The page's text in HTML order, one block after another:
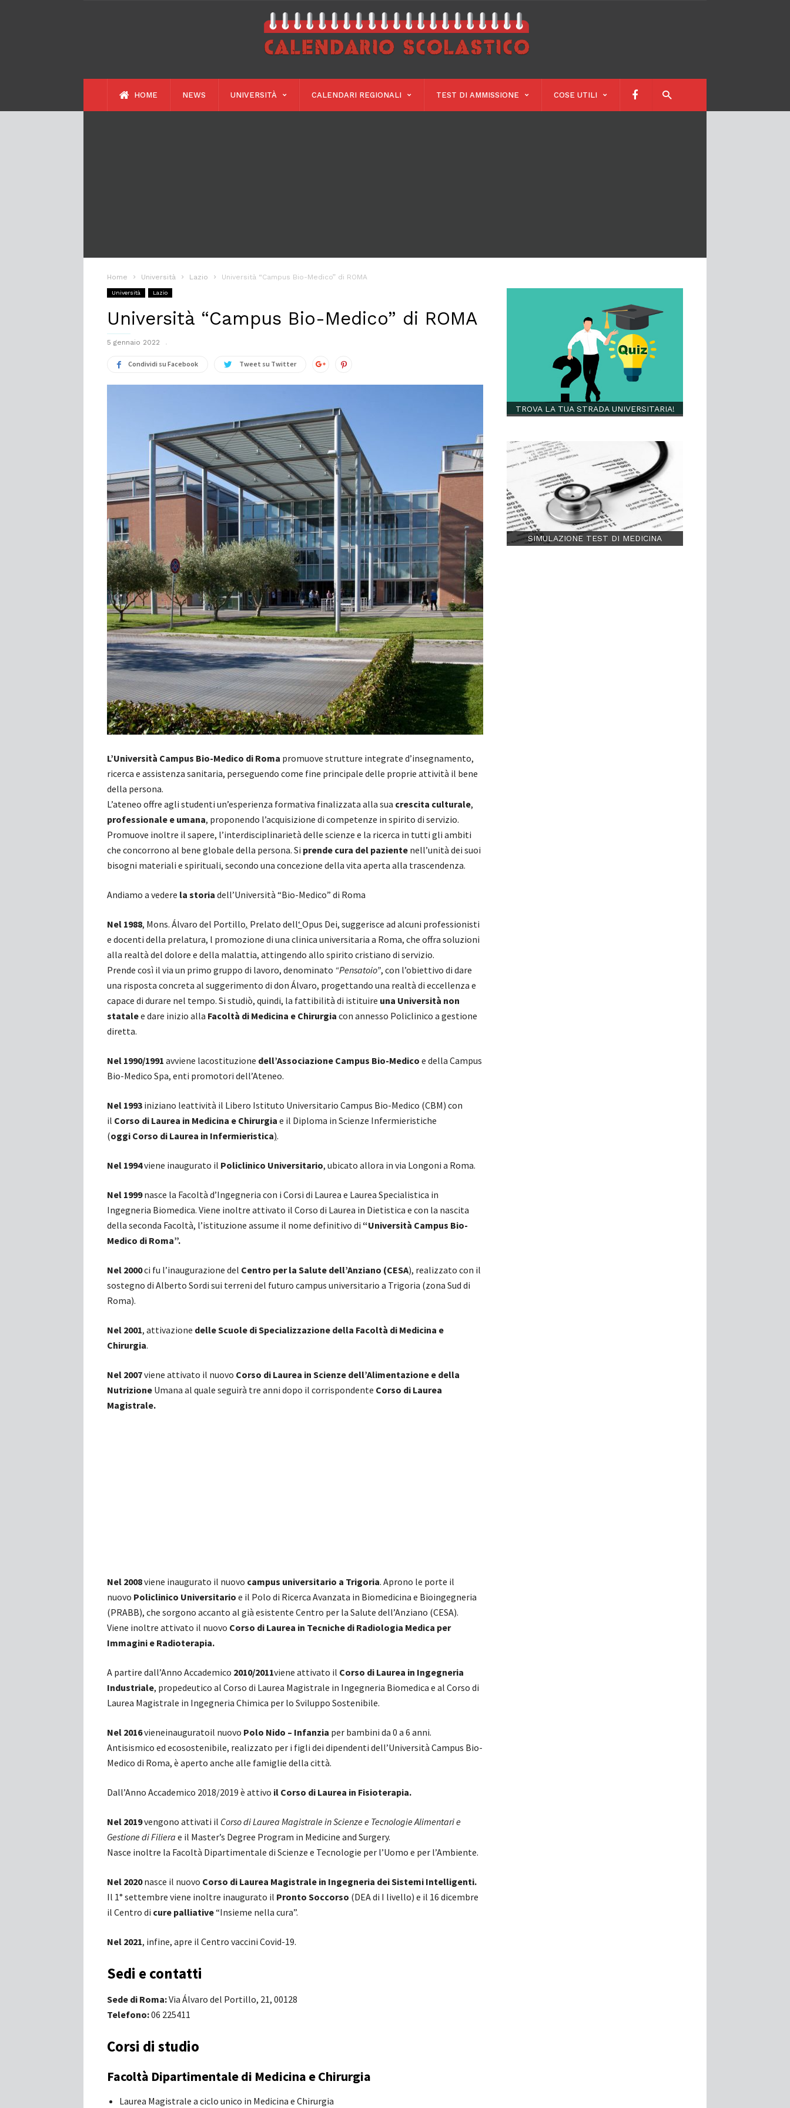
HOME NEWS UNIVERSITÀ CALENDARI REGIONALI TEST DI AMMISSIONE COSE UTILI
Home Università Lazio Università “Campus Bio-Medico” di ROMA
Università Lazio
Università “Campus Bio-Medico” di ROMA
5 gennaio 2022
Condividi su Facebook Tweet su Twitter
L’Università Campus Bio-Medico di Roma promuove strutture integrate d’insegnamento,
ricerca e assistenza sanitaria, perseguendo come fine principale delle proprie attività il bene
della persona.
L’ateneo offre agli studenti un’esperienza formativa finalizzata alla sua crescita culturale,
professionale e umana, proponendo l’acquisizione di competenze in spirito di servizio.
Promuove inoltre il sapere, l’interdisciplinarietà delle scienze e la ricerca in tutti gli ambiti
che concorrono al bene globale della persona. Si prende cura del paziente nell’unità dei suoi
bisogni materiali e spirituali, secondo una concezione della vita aperta alla trascendenza.
Andiamo a vedere la storia dell’Università “Bio-Medico” di Roma
Nel 1988, Mons. Álvaro del Portillo, Prelato dell‘ Opus Dei, suggerisce ad alcuni professionisti
e docenti della prelatura, l promozione di una clinica universitaria a Roma, che offra soluzioni
alla realtà del dolore e della malattia, attingendo allo spirito cristiano di servizio.
Prende così il via un primo gruppo di lavoro, denominato “Pensatoio”, con l’obiettivo di dare
una risposta concreta al suggerimento di don Álvaro, progettando una realtà di eccellenza e
capace di durare nel tempo. Si studiò, quindi, la fattibilità di istituire una Università non
statalee dare inizio alla Facoltà di Medicina e Chirurgia con annesso Policlinico a gestione
diretta.
Nel 1990/1991 avviene lacostituzione dell’Associazione Campus Bio-Medico e della Campus
Bio-Medico Spa, enti promotori dell’Ateneo.
Nel 1993 iniziano leattività il Libero Istituto Universitario Campus Bio-Medico (CBM) con
il Corso di Laurea in Medicina e Chirurgia e il Diploma in Scienze Infermieristiche
(oggi Corso di Laurea in Infermieristica).
Nel 1994viene inaugurato il Policlinico Universitario, ubicato allora in via Longoni a Roma.
Nel 1999nasce la Facoltà d’Ingegneria con i Corsi di Laurea e Laurea Specialistica in
Ingegneria Biomedica. Viene inoltre attivato il Corso di Laurea in Dietistica e con la nascita
della seconda Facoltà, l’istituzione assume il nome definitivo di “Università Campus Bio-
Medico di Roma”.
Nel 2000ci fu l’inaugurazione del Centro per la Salute dell’Anziano (CESA), realizzato con il
sostegno di Alberto Sordi sui terreni del futuro campus universitario a Trigoria (zona Sud di
Roma).
Nel 2001, attivazione delleScuole di Specializzazione della Facoltà di Medicina e
Chirurgia.
Nel 2007viene attivato il nuovo Corso di Laurea in Scienze dell’Alimentazione e della
Nutrizione Umana al quale seguirà tre anni dopo il corrispondente Corso di Laurea
Magistrale.
Nel 2008viene inaugurato il nuovo campus universitario a Trigoria. Aprono le porte il
nuovo Policlinico Universitario e il Polo di Ricerca Avanzata in Biomedicina e Bioingegneria
(PRABB), che sorgono accanto al già esistente Centro per la Salute dell’Anziano (CESA).
Viene inoltre attivato il nuovo Corso di Laurea in Tecniche di Radiologia Medica per
Immagini e Radioterapia.
A partire dall’Anno Accademico 2010/2011viene attivato il Corso di Laurea in Ingegneria
Industriale, propedeutico al Corso di Laurea Magistrale in Ingegneria Biomedica e al Corso di
Laurea Magistrale in Ingegneria Chimica per lo Sviluppo Sostenibile.
Nel 2016vieneinauguratoil nuovo Polo Nido – Infanzia per bambini da 0 a 6 anni.
Antisismico ed ecosostenibile, realizzato per i figli dei dipendenti dell’Università Campus Bio-
Medico di Roma, è aperto anche alle famiglie della città.
Dall’Anno Accademico 2018/2019 è attivo il Corso di Laurea in Fisioterapia.
Nel 2019vengono attivati il Corso di Laurea Magistrale in Scienze e Tecnologie Alimentari e
Gestione di Filiera e il Master’s Degree Program in Medicine and Surgery.
Nasce inoltre la Facoltà Dipartimentale di Scienze e Tecnologie per l’Uomo e per l’Ambiente.
Nel 2020nasce il nuovo Corso di Laurea Magistrale in Ingegneria dei Sistemi Intelligenti.
Il 1° settembre viene inoltre inaugurato il Pronto Soccorso (DEA di I livello) e il 16 dicembre
il Centro di cure palliative“Insieme nella cura”.
Nel 2021, infine, apre il Centro vaccini Covid-19.
Sedi e contatti
Sede di Roma:Via Álvaro del Portillo, 21, 00128
Telefono:06 225411
Corsi di studio
Facoltà Dipartimentale di Medicina e Chirurgia
Laurea Magistrale a ciclo unico in Medicina e Chirurgia
TROVA LA TUA STRADA UNIVERSITARIA!
SIMULAZIONE TEST DI MEDICINA